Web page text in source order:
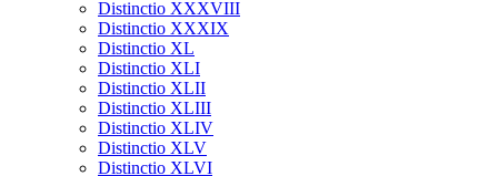
Distinctio XXXVIII
Distinctio XXXIX
Distinctio XL
Distinctio XLI
Distinctio XLII
Distinctio XLIII
Distinctio XLIV
Distinctio XLV
Distinctio XLVI